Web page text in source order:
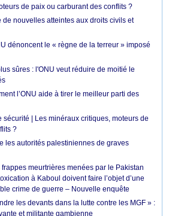
de paix ou carburant des conflits ?
de nouvelles atteintes aux droits civils et
dénoncent le « règne de la terreur » imposé
sûres : l'ONU veut réduire de moitié le
l’ONU aide à tirer le meilleur parti des
sécurité | Les minéraux critiques, moteurs de
?
les autorités palestiniennes de graves
meurtrières menées par le Pakistan
à Kaboul doivent faire l’objet d’une
crime de guerre – Nouvelle enquête
les devants dans la lutte contre les MGF » :
et militante gambienne